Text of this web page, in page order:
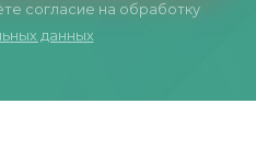
согласие на обработку
данных